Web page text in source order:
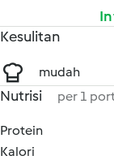
Kesulitan
mudah
Nutrisi per 1
Protein
Kalori